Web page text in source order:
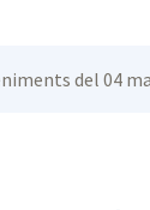
del 04